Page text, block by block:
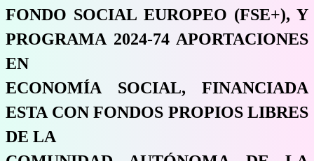
FONDO SOCIAL EUROPEO (FSE+), Y
PROGRAMA 2024-74 APORTACIONES
EN
ECONOMÍA SOCIAL, FINANCIADA
ESTA CON FONDOS PROPIOS LIBRES
DE LA